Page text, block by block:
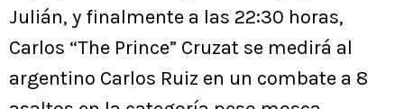
Julián, y finalmente a las 22:30 horas,
Carlos “The Prince” Cruzat se medirá al
argentino Carlos Ruiz en un combate a 8